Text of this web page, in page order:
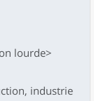
lourde>
industrie